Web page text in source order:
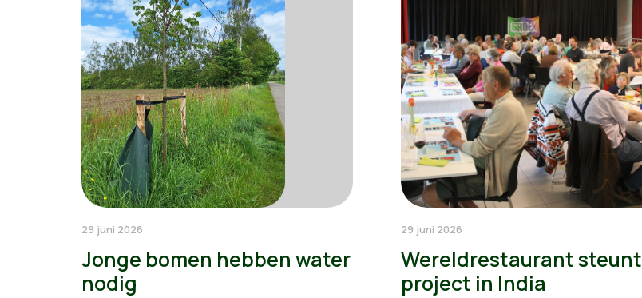
29 juni 2026
Jonge bomen hebben water
nodig
29 juni 2026
Wereldrestaurant steunt
project in India